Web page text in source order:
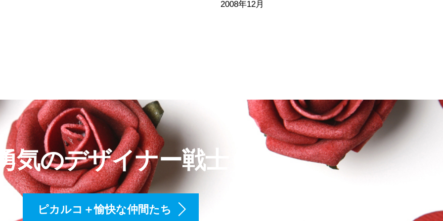
2008年12月
気のデザイナー戦士ＧＯ
ピカルコ＋愉快な仲間たち